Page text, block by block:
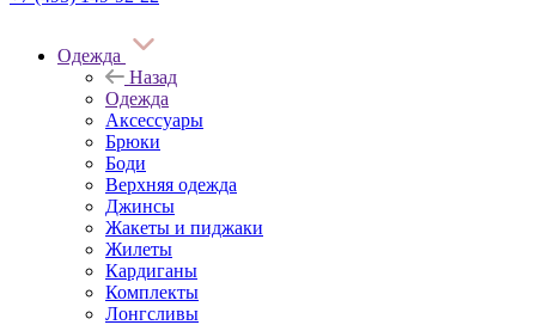
Одежда
Назад
Одежда
Аксессуары
Брюки
Боди
Верхняя одежда
Джинсы
Жакеты и пиджаки
Жилеты
Кардиганы
Комплекты
Лонгсливы